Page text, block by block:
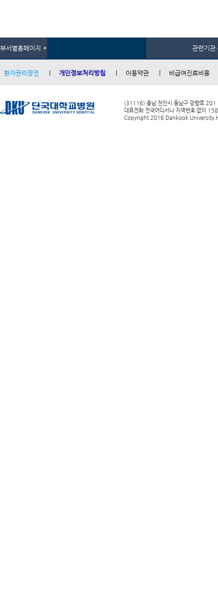
부서별홈페이지 + 관련기관
환자권리장전 개인정보처리방침 이용약관 비급여진료비용
(31116) 충남 천안시 동남구 망향로 201
대표전화 전국어디서나 지역번호 없이
Copyright 2016 Dankook University